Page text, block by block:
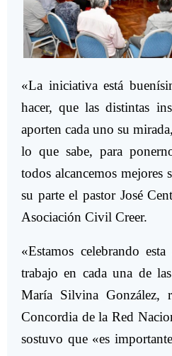
«La iniciativa está
hacer, que las distintas
aporten cada uno su
lo que sabe, para
todos alcancemos
su parte el pastor José
Asociación Civil Creer.
«Estamos celebrando
trabajo en cada una de
María Silvina González,
Concordia de la Red
sostuvo que «es